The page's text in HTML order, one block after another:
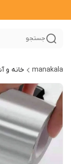
جستجو
manakala خانه و